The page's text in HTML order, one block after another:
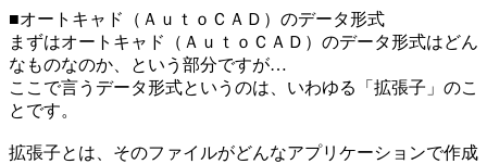
■オートキャド（ＡｕｔｏＣＡＤ）のデータ形式
まずはオートキャド（ＡｕｔｏＣＡＤ）のデータ形式はどん
なものなのか、という部分ですが…
ここで言うデータ形式というのは、いわゆる「拡張子」のこ
とです。
拡張子とは、そのファイルがどんなアプリケーションで作成